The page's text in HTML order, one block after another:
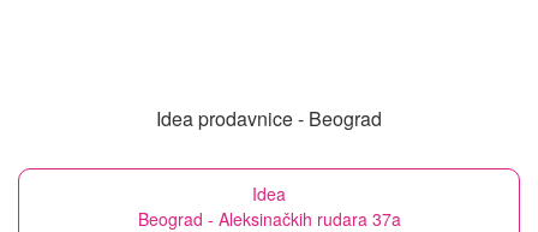
Idea prodavnice - Beograd
Idea
Beograd - Aleksinačkih rudara 37a